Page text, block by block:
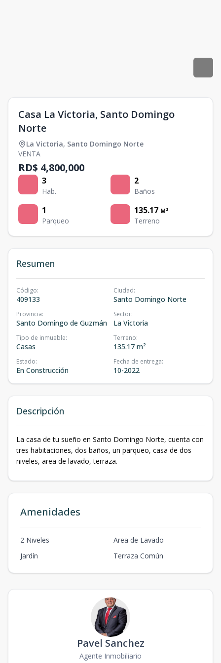
Casa La Victoria, Santo Domingo
Norte
La Victoria, Santo Domingo Norte
VENTA
RD$ 4,800,000
3
Hab.
2
Baños
1
Parqueo
135.17 M²
Terreno
Resumen
Código:
409133
Ciudad:
Santo Domingo Norte
Provincia:
Santo Domingo de Guzmán
Sector:
La Victoria
Tipo de inmueble:
Casas
Terreno:
135.17 m²
Estado:
En Construcción
Fecha de entrega:
10-2022
Descripción
La casa de tu sueño en Santo Domingo Norte, cuenta con
tres habitaciones, dos baños, un parqueo, casa de dos
niveles, area de lavado, terraza.
Amenidades
2 Niveles
Area de Lavado
Jardín
Terraza Común
Pavel Sanchez
Agente Inmobiliario